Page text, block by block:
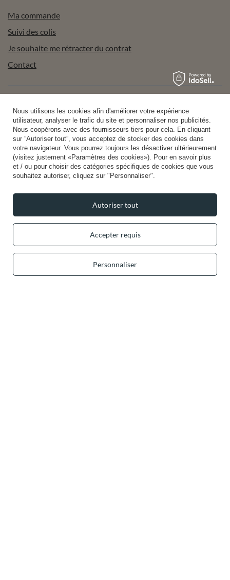
Ma commande
Suivi des colis
Je souhaite me rétracter du contrat
Contact
Aide
Info
+49 32 2210 915 31 (allemand/anglais) lun-ven 8h00-16h00
contact@vivisence.com
DE13 0SHBurton-on-Trent
Nous utilisons les cookies afin d'améliorer votre expérience
utilisateur, analyser le trafic du site et personnaliser nos publicités.
Nous coopérons avec des fournisseurs tiers pour cela. En cliquant
sur ”Autoriser tout”, vous acceptez de stocker des cookies dans
votre navigateur. Vous pourrez toujours les désactiver ultérieurement
(visitez justement «Paramètres des cookies»). Pour en savoir plus
et / ou pour choisir des catégories spécifiques de cookies que vous
souhaitez autoriser, cliquez sur "Personnaliser".
Accepter requis
Personnaliser
Autoriser tout